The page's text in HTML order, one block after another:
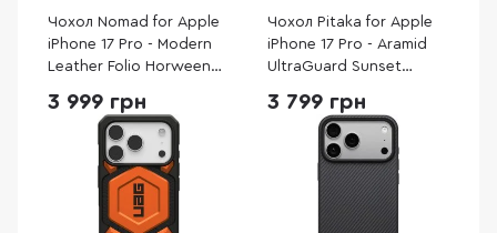
Чохол Nomad for Apple
iPhone 17 Pro - Modern
Leather Folio Horween
(NM014094858)
3 999 грн
Чохол Pitaka for Apple
iPhone 17 Pro - Aramid
UltraGuard Sunset
3 799 грн